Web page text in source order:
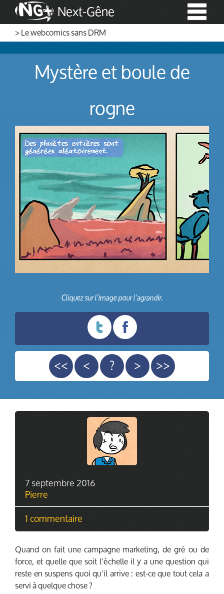
Next-Gêne
> Le webcomics sans DRM
Mystère et boule de
rogne
Cliquez sur l'image pour l'agrandir.
<< < ? > >>
7 septembre 2016
Pierre
1 commentaire
Quand on fait une campagne marketing, de gré ou de
force, et quelle que soit l’échelle il y a une question qui
reste en suspens quoi qu’il arrive : est-ce que tout cela a
servi à quelque chose ?